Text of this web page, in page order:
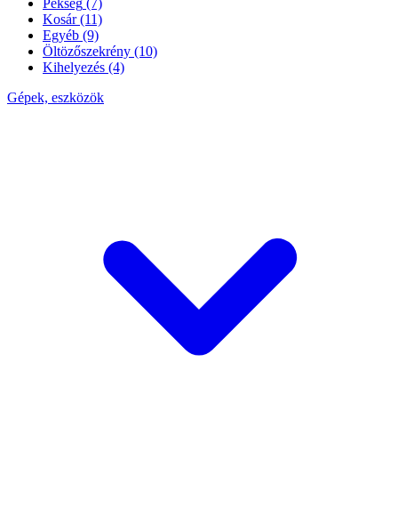
Pékség (7)
Kosár (11)
Egyéb (9)
Öltözőszekrény (10)
Kihelyezés (4)
Gépek, eszközök